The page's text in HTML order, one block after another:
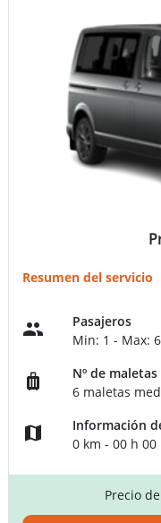
Resumen del servicio
Pasajeros
Min: 1 - Max: 6
Nº de maletas
6 maletas
Información
0 km - 00 h 00
Precio